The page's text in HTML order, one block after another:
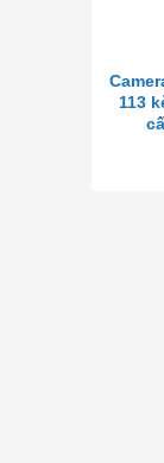
113